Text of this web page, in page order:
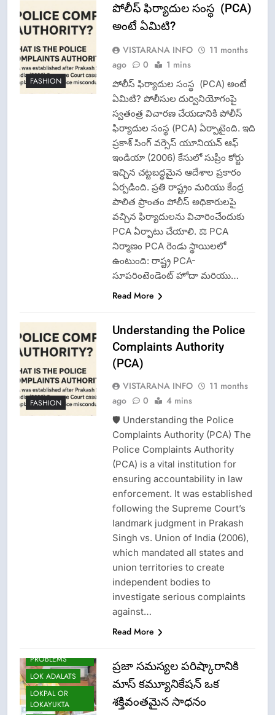
FASHION
పోలీస్ ఫిర్యాదుల సంస్థ (PCA)
అంటే ఏమిటి?
VISTARANA INFO
11 months
ago
0 1 mins
పోలీస్ ఫిర్యాదుల సంస్థ (PCA) అంటే
ఏమిటి? పోలీసుల దుర్వినియోగంపై
స్వతంత్ర విచారణ చేయడానికి పోలీస్
ఫిర్యాదుల సంస్థ (PCA) ఏర్పాటైంది. ఇది
ప్రకాశ్ సింగ్ వర్సెస్ యూనియన్ ఆఫ్
ఇండియా (2006) కేసులో సుప్రీం కోర్టు
ఇచ్చిన చట్టబద్ధమైన ఆదేశాల ప్రకారం
ఏర్పడింది. ప్రతి రాష్ట్రం మరియు కేంద్ర
పాలిత ప్రాంతం పోలీస్ అధికారులపై
వచ్చిన ఫిర్యాదులను విచారించేందుకు
PCA ఏర్పాటు చేయాలి. ⚖️ PCA
నిర్మాణం PCA రెండు స్థాయిలలో
ఉంటుంది: రాష్ట్ర PCA-
సూపరింటెండెంట్ హోదా మరియు…
Read More
FASHION
Understanding the Police
Complaints Authority
(PCA)
VISTARANA INFO
11 months
ago
0 4 mins
🛡️ Understanding the Police
Complaints Authority (PCA) The
Police Complaints Authority
(PCA) is a vital institution for
ensuring accountability in law
enforcement. It was established
following the Supreme Court’s
landmark judgment in Prakash
Singh vs. Union of India (2006),
which mandated all states and
union territories to create
independent bodies to
investigate serious complaints
against…
Read More
PROBLEMS
LOK ADALATS
LOKPAL OR
LOKAYUKTA
ప్రజా సమస్యల పరిష్కారానికి
మాస్ కమ్యూనికేషన్ ఒక
శక్తివంతమైన సాధనం